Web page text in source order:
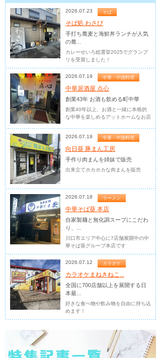
2026.07.23 そば
そば処 わさび
手打ち蕎麦と海鮮丼ランチが人気
の蕎...
カレーせいろ総選挙2025でグランプ
リを受賞しました！
2026.07.19 中華・中国料理
中華居酒屋 点心
創業43年 お酒も飲める町中華
創業40年以上、お酒と一緒に本格的
な中華を楽しめるアットホームなお店
2026.07.19 中華・中国料理
向日葵 豚まん工房
手作り肉まんを姉妹で販売
出来立てホカホカな肉まんを販売
2026.07.18 ラーメン
中華そば葵 本店
自家製麺と無化調スープにこだわ
り、...
川口市エリア中心に7店舗展開中の中
華そば葵グループ本店です
2026.07.12 カラオケ
カラオケまねきねこ...
全国に700店舗以上を展開する日
本最...
好きな食べ物や飲み物を自由に持ち込
めます！